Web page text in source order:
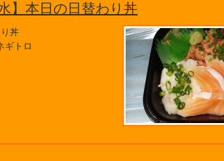
】本日の日替わり丼
丼
ギトロ